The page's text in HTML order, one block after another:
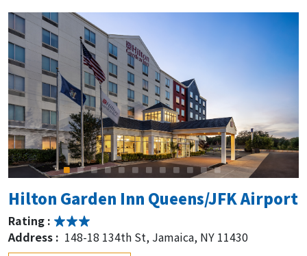
Hilton Garden Inn Queens/JFK Airport
Rating :
Address : 148-18 134th St, Jamaica, NY 11430